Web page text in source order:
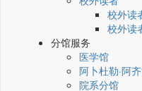
校外读
校外读
分馆服务
医学馆
阿卜杜勒·阿
院系分馆